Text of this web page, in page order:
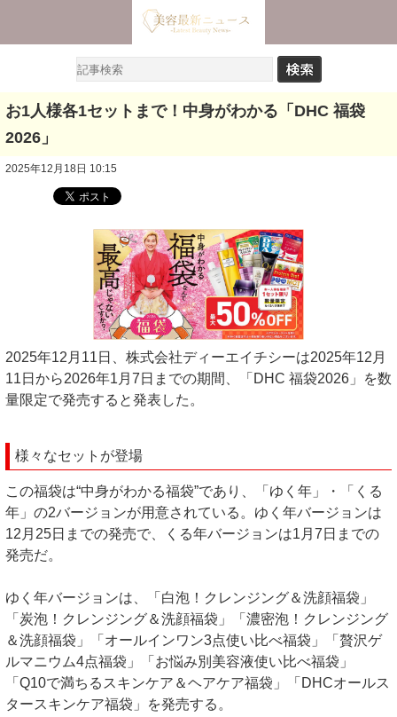
お1人様各1セットまで！中身がわかる「DHC 福袋
2026」
2025年12月18日 10:15
2025年12月11日、株式会社ディーエイチシーは2025年12月
11日から2026年1月7日までの期間、「DHC 福袋2026」を数
量限定で発売すると発表した。
様々なセットが登場
この福袋は“中身がわかる福袋”であり、「ゆく年」・「くる
年」の2バージョンが用意されている。ゆく年バージョンは
12月25日までの発売で、くる年バージョンは1月7日までの
発売だ。
ゆく年バージョンは、「白泡！クレンジング＆洗顔福袋」
「炭泡！クレンジング＆洗顔福袋」「濃密泡！クレンジング
＆洗顔福袋」「オールインワン3点使い比べ福袋」「贅沢ゲ
ルマニウム4点福袋」「お悩み別美容液使い比べ福袋」
「Q10で満ちるスキンケア＆ヘアケア福袋」「DHCオールス
タースキンケア福袋」を発売する。